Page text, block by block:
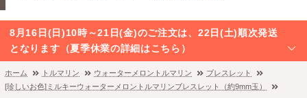
8月16日(日)10時～21日(金)のご注文は、22日(土)順次発送
となります（夏季休業の詳細はこちら）
ホーム トルマリン ウォーターメロントルマリン
ブレスレット
[珍しいお色]ミルキーウォーターメロントルマリンブレスレット（約9mm玉）